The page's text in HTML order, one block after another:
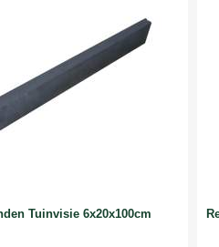
Tuinvisie 6x20x100cm